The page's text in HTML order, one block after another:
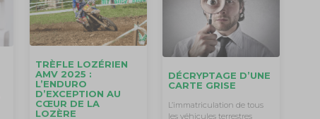
TRÈFLE LOZÉRIEN
AMV 2025 :
L’ENDURO
D’EXCEPTION AU
CŒUR DE LA
LOZÈRE
DÉCRYPTAGE D’UNE
CARTE GRISE
L’immatriculation de tous
les véhicules terrestres